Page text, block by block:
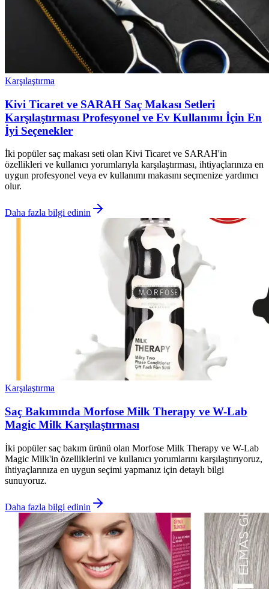
Karşılaştırma
Kivi Ticaret ve SARAH Saç Makası Setleri
Karşılaştırması Profesyonel ve Ev Kullanımı İçin En
İyi Seçenekler
İki popüler saç makası seti olan Kivi Ticaret ve SARAH'in
özellikleri ve kullanıcı yorumlarıyla karşılaştırması, ihtiyaçlarınıza en
uygun profesyonel veya ev kullanımı makasını seçmenize yardımcı
olur.
Daha fazla bilgi edinin
Karşılaştırma
Saç Bakımında Morfose Milk Therapy ve W-Lab
Magic Milk Karşılaştırması
İki popüler saç bakım ürünü olan Morfose Milk Therapy ve W-Lab
Magic Milk'in özelliklerini ve kullanıcı yorumlarını karşılaştırıyoruz,
ihtiyaçlarınıza en uygun seçimi yapmanız için detaylı bilgi
sunuyoruz.
Daha fazla bilgi edinin